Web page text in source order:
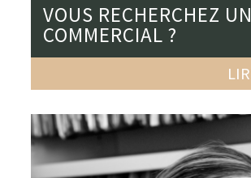
VOUS RECHERCHEZ UN
COMMERCIAL ?